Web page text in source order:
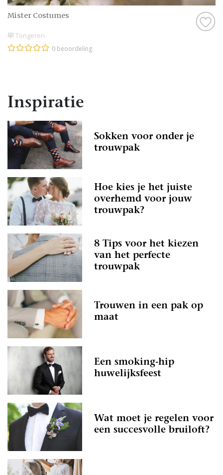
Mister Costumes
Tongeren
0 beoordeling
Inspiratie
Sokken voor onder je
trouwpak
Hoe kies je het juiste
overhemd voor jouw
trouwpak?
8 Tips voor het kiezen
van het perfecte
trouwpak
Trouwen in een pak op
maat
Een smoking-hip
huwelijksfeest
Wat moet je regelen voor
een succesvolle bruiloft?